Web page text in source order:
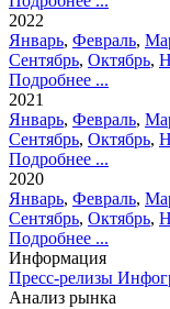
2022
Январь, Февраль,
Сентябрь, Октябрь,
Подробнее ...
2021
Январь, Февраль,
Сентябрь, Октябрь,
Подробнее ...
2020
Январь, Февраль,
Сентябрь, Октябрь,
Подробнее ...
Информация
Пресс-релизы
Анализ рынка